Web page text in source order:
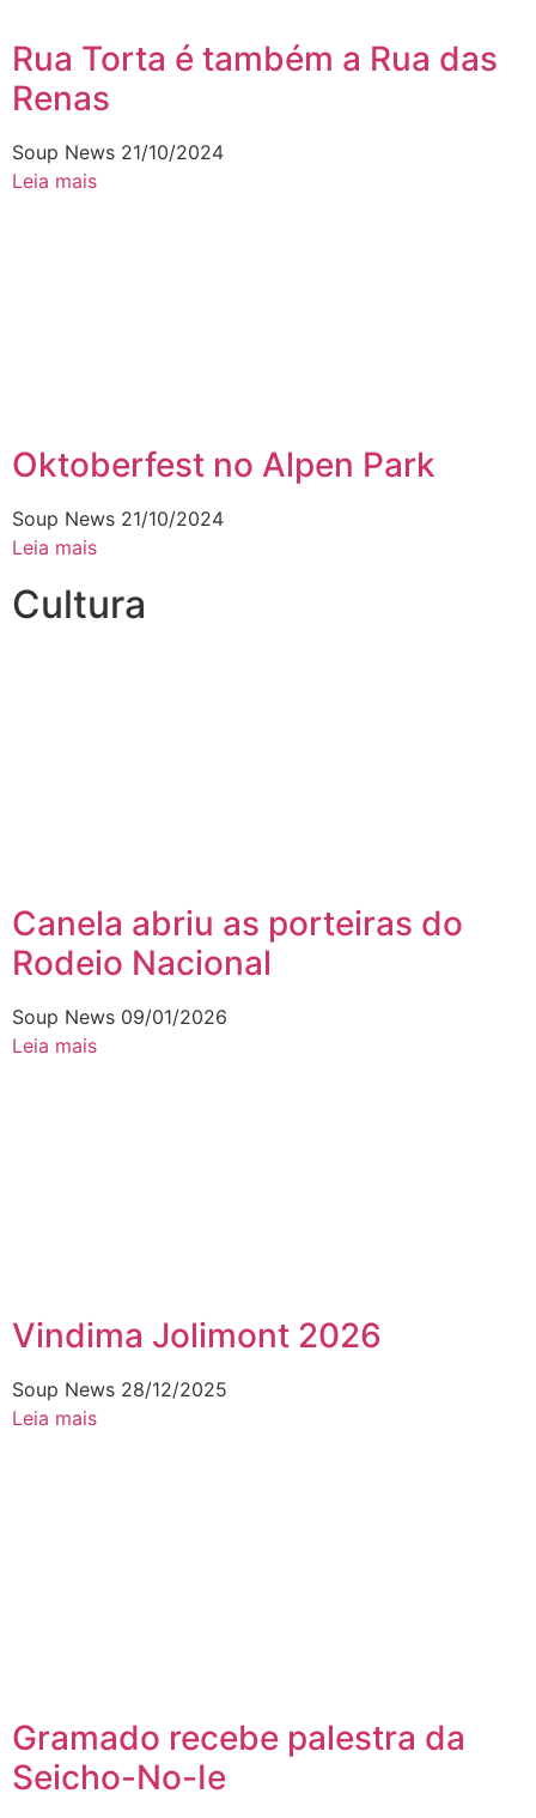
Rua Torta é também a Rua das
Renas
Soup News 21/10/2024
Leia mais
Oktoberfest no Alpen Park
Soup News 21/10/2024
Leia mais
Cultura
Canela abriu as porteiras do
Rodeio Nacional
Soup News 09/01/2026
Leia mais
Vindima Jolimont 2026
Soup News 28/12/2025
Leia mais
Gramado recebe palestra da
Seicho-No-Ie